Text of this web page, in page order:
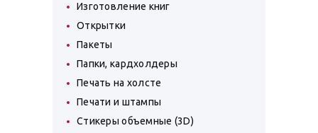
Изготовление книг
Открытки
Пакеты
Папки, кардхолдеры
Печать на холсте
Печати и штампы
Стикеры объемные (3D)